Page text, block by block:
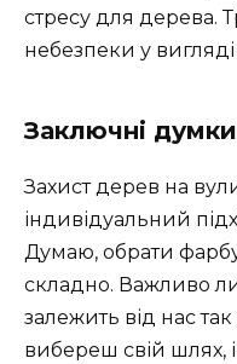
стресу для дерева.
небезпеки у вигляді
Заключні думки
Захист дерев на
індивідуальний
Думаю, обрати
складно. Важливо
залежить від нас
вибереш свій шлях,